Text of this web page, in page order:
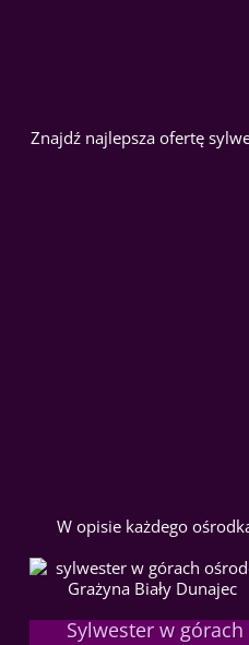
Znajdź najlepsza ofertę
W opisie każdego
Sylwester w górach